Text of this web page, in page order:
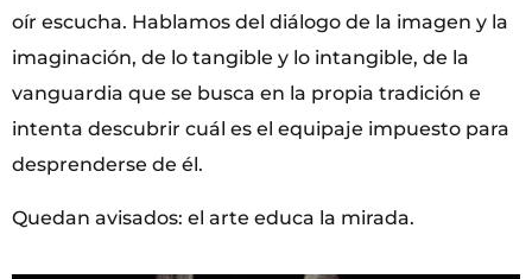
oír escucha. Hablamos del diálogo de la imagen y la
imaginación, de lo tangible y lo intangible, de la
vanguardia que se busca en la propia tradición e
intenta descubrir cuál es el equipaje impuesto para
desprenderse de él.
Quedan avisados: el arte educa la mirada.